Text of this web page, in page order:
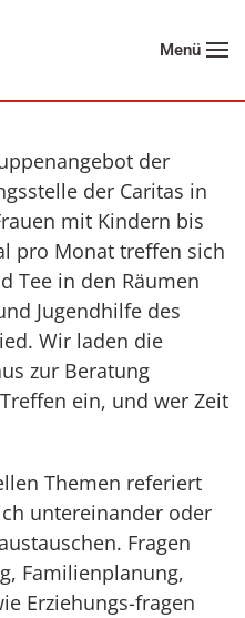
Menü
der
der Caritas in
mit Kindern bis
pro Monat treffen sich
Tee in den Räumen
Jugendhilfe des
Wir laden die
zur Beratung
ein, und wer Zeit
Themen referiert
untereinander oder
Fragen
Familienplanung,
Erziehungs-fragen